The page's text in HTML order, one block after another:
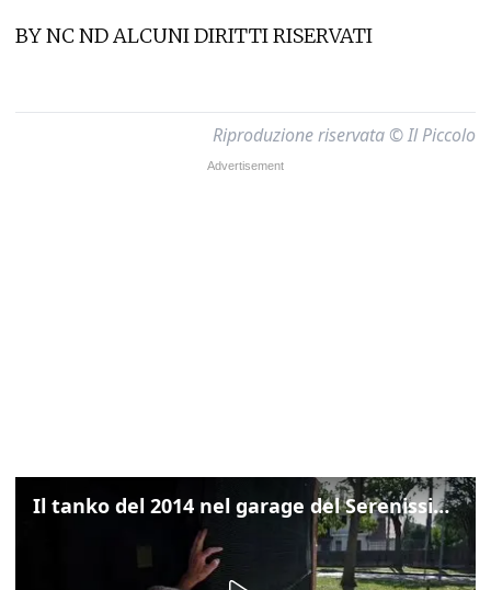
BY NC ND ALCUNI DIRITTI RISERVATI
Riproduzione riservata © Il Piccolo
Il tanko del 2014 nel garage del Serenissimo: «Ecco come potevamo resistere per qualche giornata»